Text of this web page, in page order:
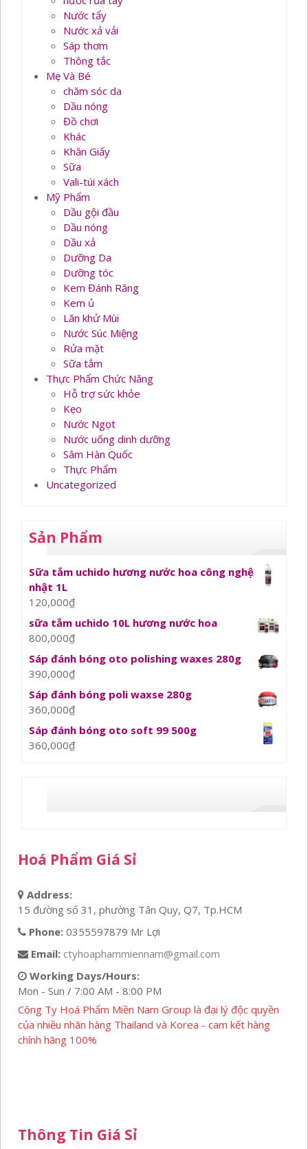
Nước tẩy
Nước xả vải
Sáp thơm
Thông tắc
Mẹ Và Bé
chăm sóc da
Dầu nóng
Đồ chơi
Khác
Khăn Giấy
Sữa
Vali-túi xách
Mỹ Phẩm
Dầu gội đầu
Dầu nóng
Dầu xả
Dưỡng Da
Dưỡng tóc
Kem Đánh Răng
Kem ủ
Lăn khử Mùi
Nước Súc Miệng
Rửa mặt
Sữa tắm
Thực Phẩm Chức Năng
Hỗ trợ sức khỏe
Kẹo
Nước Ngọt
Nước uống dinh dưỡng
Sâm Hàn Quốc
Thực Phẩm
Uncategorized
Sản Phẩm
Sữa tắm uchido hương nước hoa công nghệ
nhật 1L
120,000₫
sữa tắm uchido 10L hương nước hoa
800,000₫
Sáp đánh bóng oto polishing waxes 280g
390,000₫
Sáp đánh bóng poli waxse 280g
360,000₫
Sáp đánh bóng oto soft 99 500g
360,000₫
Hoá Phẩm Giá Sỉ
Address:
15 đường số 31, phường Tân Quy, Q7, Tp.HCM
Phone: 0355597879 Mr Lợi
Email: ctyhoaphammiennam@gmail.com
Working Days/Hours:
Mon - Sun / 7:00 AM - 8:00 PM
Công Ty Hoá Phẩm Miền Nam Group là đại lý độc quyền
của nhiều nhãn hàng Thailand và Korea - cam kết hàng
chính hãng 100%
Thông Tin Giá Sỉ